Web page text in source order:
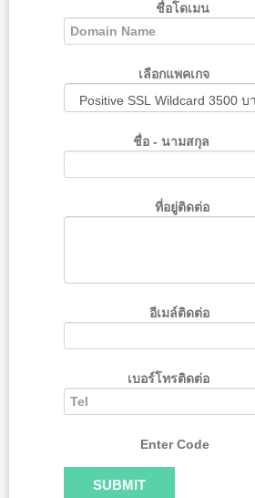
ชื่อโดเมน
เลือกแพคเกจ
ชื่อ - นามสกุล
ที่อยู่ติดต่อ
อีเมล์ติดต่อ
เบอร์โทรติดต่อ
Enter Code